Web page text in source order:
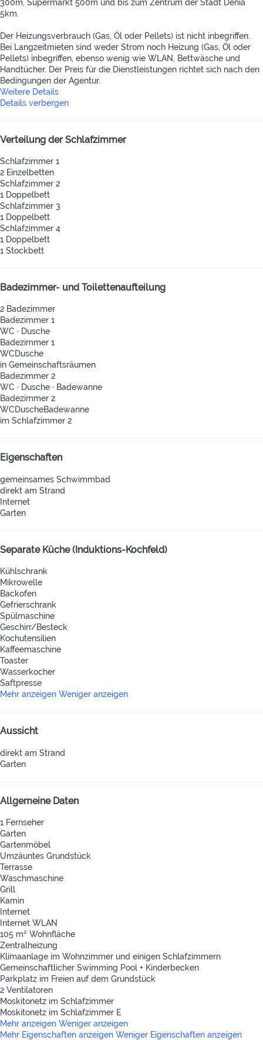
300m, Supermarkt 500m und bis zum Zentrum der Stadt Denia
5km.
Der Heizungsverbrauch (Gas, Öl oder Pellets) ist nicht inbegriffen.
Bei Langzeitmieten sind weder Strom noch Heizung (Gas, Öl oder
Pellets) inbegriffen, ebenso wenig wie WLAN, Bettwäsche und
Handtücher. Der Preis für die Dienstleistungen richtet sich nach den
Bedingungen der Agentur.
Weitere Details
Details verbergen
Verteilung der Schlafzimmer
Schlafzimmer 1
2 Einzelbetten
Schlafzimmer 2
1 Doppelbett
Schlafzimmer 3
1 Doppelbett
Schlafzimmer 4
1 Doppelbett
1 Stockbett
Badezimmer- und Toilettenaufteilung
2 Badezimmer
Badezimmer 1
WC · Dusche
Badezimmer 1
WCDusche
in Gemeinschaftsräumen
Badezimmer 2
WC · Dusche · Badewanne
Badezimmer 2
WCDuscheBadewanne
im Schlafzimmer 2
Eigenschaften
gemeinsames Schwimmbad
direkt am Strand
Internet
Garten
Separate Küche (Induktions-Kochfeld)
Kühlschrank
Mikrowelle
Backofen
Gefrierschrank
Spülmaschine
Geschirr/Besteck
Kochutensilien
Kaffeemaschine
Toaster
Wasserkocher
Saftpresse
Mehr anzeigen Weniger anzeigen
Aussicht
direkt am Strand
Garten
Allgemeine Daten
1 Fernseher
Garten
Gartenmöbel
Umzäuntes Grundstück
Terrasse
Waschmaschine
Grill
Kamin
Internet
Internet WLAN
105 m² Wohnfläche
Zentralheizung
Klimaanlage im Wohnzimmer und einigen Schlafzimmern
Gemeinschaftlicher Swimming Pool + Kinderbecken
Parkplatz im Freien auf dem Grundstück
2 Ventilatoren
Moskitonetz im Schlafzimmer
Moskitonetz im Schlafzimmer E
Mehr anzeigen Weniger anzeigen
Mehr Eigenschaften anzeigen Weniger Eigenschaften anzeigen